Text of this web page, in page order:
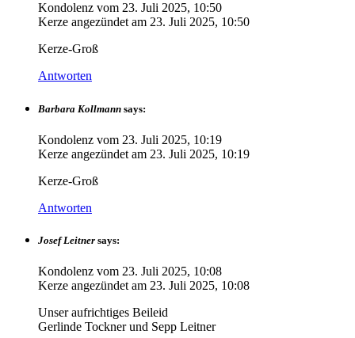
Kondolenz vom 23. Juli 2025, 10:50
Kerze angezündet am 23. Juli 2025, 10:50
Kerze-Groß
Antworten
Barbara Kollmann says:
Kondolenz vom 23. Juli 2025, 10:19
Kerze angezündet am 23. Juli 2025, 10:19
Kerze-Groß
Antworten
Josef Leitner says:
Kondolenz vom 23. Juli 2025, 10:08
Kerze angezündet am 23. Juli 2025, 10:08
Unser aufrichtiges Beileid
Gerlinde Tockner und Sepp Leitner